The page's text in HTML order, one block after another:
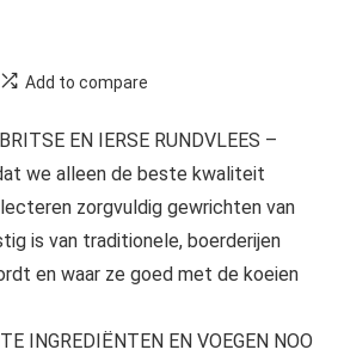
Add to compare
EN IERSE RUNDVLEES –
we alleen de beste kwaliteit
zorgvuldig gewrichten van
is van traditionele, boerderijen
en waar ze goed met de koeien
INGREDIËNTEN EN VOEGEN NOO